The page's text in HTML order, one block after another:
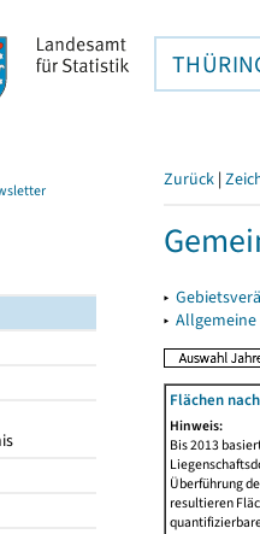
Zurück |
▸
▸
Flächen
Hinweis:
Bis 2013
Überführung
resultieren